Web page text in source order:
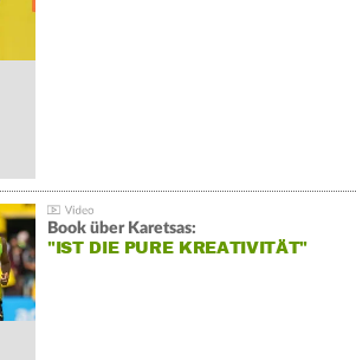
Book über Karetsas:
"IST DIE PURE KREATIVITÄT"